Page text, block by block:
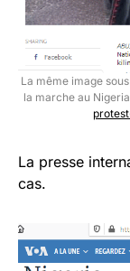
La même image
la marche au Nigeria
La presse
cas.